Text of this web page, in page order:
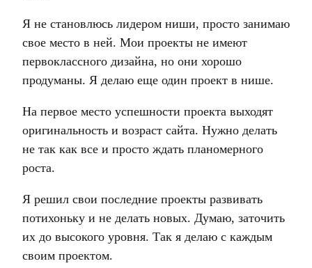
Я не становлюсь лидером ниши, просто занимаю
свое место в ней. Мои проекты не имеют
первоклассного дизайна, но они хорошо
продуманы. Я делаю еще один проект в нише.
На первое место успешности проекта выходят
оригинальность и возраст сайта. Нужно делать
не так как все и просто ждать планомерного
роста.
Я решил свои последние проекты развивать
потихоньку и не делать новых. Думаю, заточить
их до высокого уровня. Так я делаю с каждым
своим проектом.